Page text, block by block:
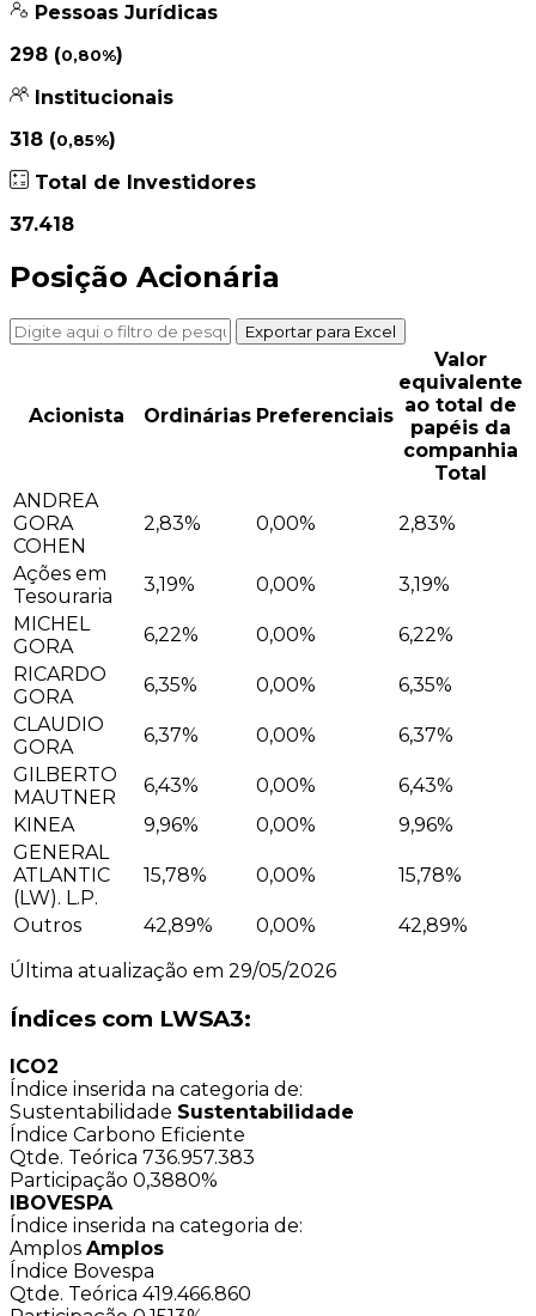
Pessoas Jurídicas
298 (0,80%)
Institucionais
318 (0,85%)
Total de Investidores
37.418
Posição Acionária
Exportar para Excel
Acionista Ordinárias Preferenciais
Valor
equivalente
ao total de
papéis da
companhia
Total
ANDREA
GORA
COHEN
2,83% 0,00% 2,83%
Ações em
Tesouraria
3,19% 0,00%
3,19%
MICHEL
GORA
6,22% 0,00%
6,22%
RICARDO
GORA
6,35% 0,00%
6,35%
CLAUDIO
GORA
6,37% 0,00%
6,37%
GILBERTO
MAUTNER
6,43% 0,00%
6,43%
KINEA
9,96% 0,00%
9,96%
GENERAL
ATLANTIC
(LW). L.P.
15,78% 0,00% 15,78%
Outros 42,89% 0,00%
42,89%
Última atualização em 29/05/2026
Índices com LWSA3:
ICO2
Índice inserida na categoria de:
Sustentabilidade Sustentabilidade
Índice Carbono Eficiente
Qtde. Teórica 736.957.383
Participação 0,3880%
IBOVESPA
Índice inserida na categoria de:
Amplos Amplos
Índice Bovespa
Qtde. Teórica 419.466.860